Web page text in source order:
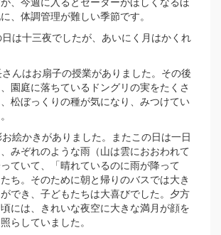
、体調管理が難しい季節です。
は十三夜でしたが、あいにく月はかくれ
んはお扇子の授業がありました。その後
園庭に落ちているドングリの実をたくさ
松ぼっくりの種が気になり、みつけてい
絵かきがありました。またこの日は一日
みぞれのような雨（山は雲におおわれて
ていて、「晴れているのに雨が降って
ち。そのために朝と帰りのバスでは大き
でき、子どもたちは大喜びでした。夕方
には、きれいな夜空に大きな満月が顔を
らしていました。